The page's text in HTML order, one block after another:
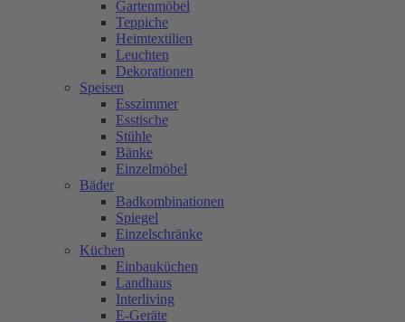
Gartenmöbel
Teppiche
Heimtextilien
Leuchten
Dekorationen
Speisen
Esszimmer
Esstische
Stühle
Bänke
Einzelmöbel
Bäder
Badkombinationen
Spiegel
Einzelschränke
Küchen
Einbauküchen
Landhaus
Interliving
E-Geräte